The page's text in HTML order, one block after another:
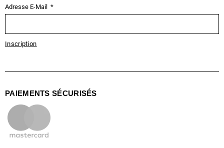
Adresse E-Mail
Inscription
PAIEMENTS SÉCURISÉS